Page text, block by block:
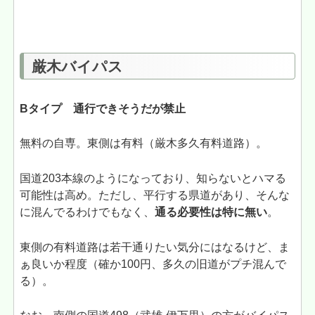
厳木バイパス
Bタイプ 通行できそうだが禁止
無料の自専。東側は有料（厳木多久有料道路）。
国道203本線のようになっており、知らないとハマる
可能性は高め。ただし、平行する県道があり、そんな
に混んでるわけでもなく、通る必要性は特に無い。
東側の有料道路は若干通りたい気分にはなるけど、ま
ぁ良いか程度（確か100円、多久の旧道がプチ混んで
る）。